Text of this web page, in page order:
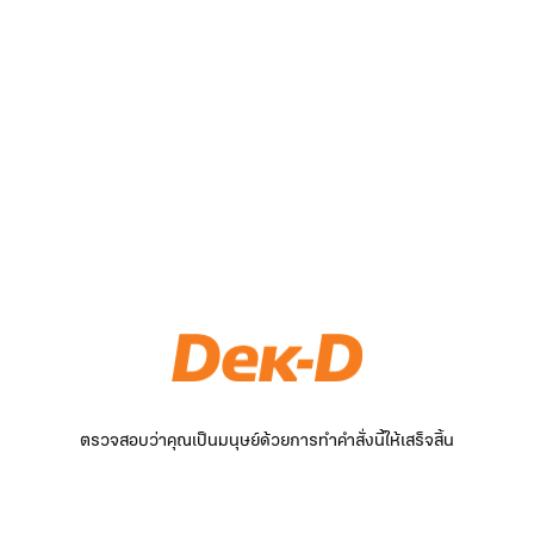
ตรวจสอบว่าคุณเป็นมนุษย์ด้วยการทำคำสั่งนี้ให้เสร็จสิ้น